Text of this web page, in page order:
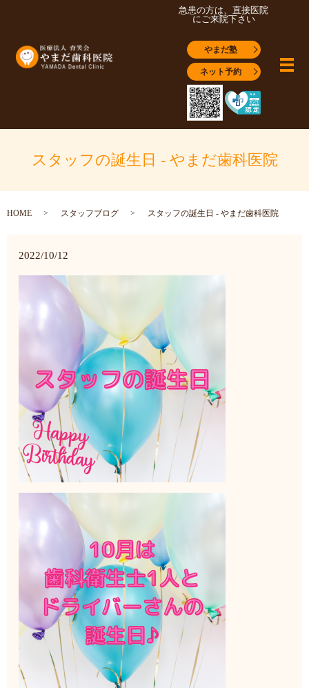
急患の方は、直接医院
にご来院下さい
やまだ塾
ネット予約 メ
スタッフの誕生日 - やまだ歯科医院
HOME スタッフブログ スタッフの誕生日 - やまだ歯科医院
2022/10/12